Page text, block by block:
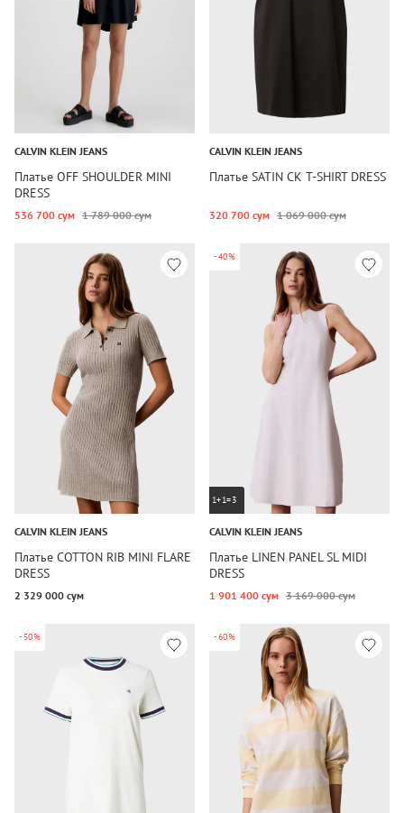
CALVIN KLEIN JEANS
Платье OFF SHOULDER MINI
DRESS
536 700 сум 1 789 000 сум
CALVIN KLEIN JEANS
Платье SATIN CK T-SHIRT DRESS
320 700 сум 1 069 000 сум
CALVIN KLEIN JEANS
Платье COTTON RIB MINI FLARE
DRESS
2 329 000 сум
-40%
1+1=3
CALVIN KLEIN JEANS
Платье LINEN PANEL SL MIDI
DRESS
1 901 400 сум 3 169 000 сум
-50% -60%